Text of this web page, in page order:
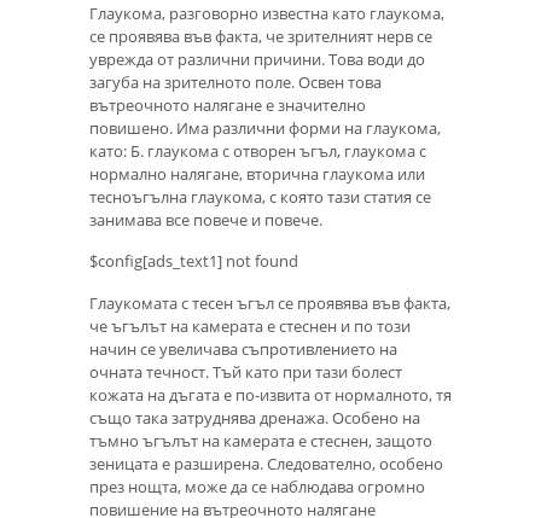
Глаукома, разговорно известна като глаукома,
се проявява във факта, че зрителният нерв се
уврежда от различни причини. Това води до
загуба на зрителното поле. Освен това
вътреочното налягане е значително
повишено. Има различни форми на глаукома,
като: Б. глаукома с отворен ъгъл, глаукома с
нормално налягане, вторична глаукома или
тесноъгълна глаукома, с която тази статия се
занимава все повече и повече.
$config[ads_text1] not found
Глаукомата с тесен ъгъл се проявява във факта,
че ъгълът на камерата е стеснен и по този
начин се увеличава съпротивлението на
очната течност. Тъй като при тази болест
кожата на дъгата е по-извита от нормалното, тя
също така затруднява дренажа. Особено на
тъмно ъгълът на камерата е стеснен, защото
зеницата е разширена. Следователно, особено
през нощта, може да се наблюдава огромно
повишение на вътреочното налягане